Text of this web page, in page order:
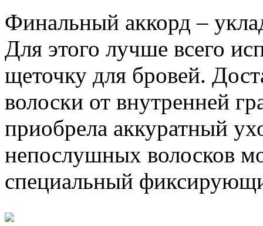
Финальный аккорд –
Для этого лучше всего
щеточку для бровей.
волоски от внутренней
приобрела аккуратный
непослушных волосков
специальный